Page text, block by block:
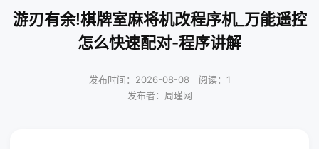
游刃有余!棋牌室麻将机改程序机_万能遥控
怎么快速配对-程序讲解
发布时间：2026-08-08｜阅读：1
发布者：周瑾网